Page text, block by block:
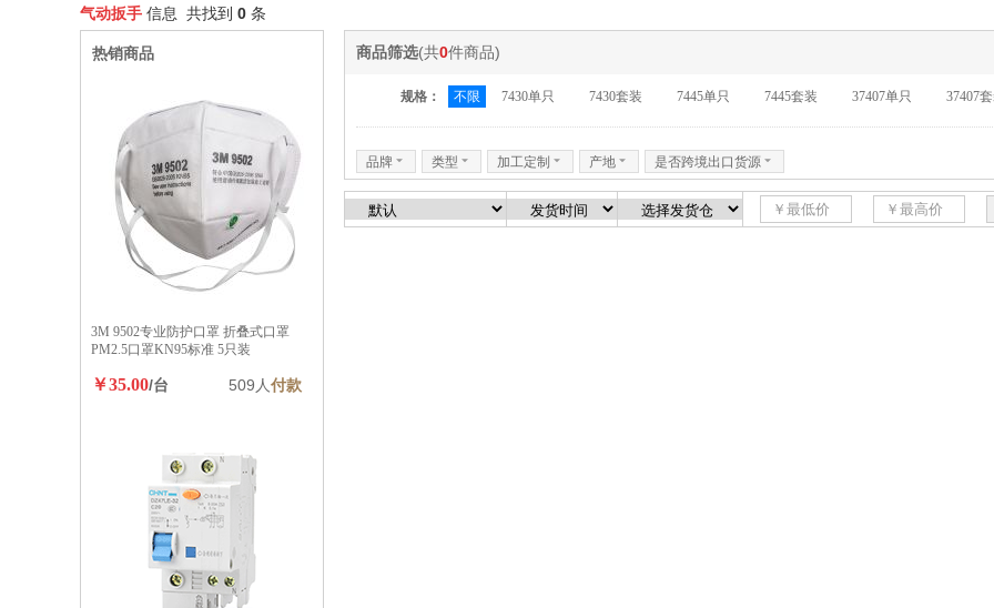
气动扳手 信息 共找到 0 条
商品筛选(共0件商品)
规格： 不限 7430单只 7430套装 7445单只 7445套装 37407单只 37407
品牌 6 类型 6 加工定制 6 产地 6 是否跨境出口货源 6
热销商品
3M 9502专业防护口罩 折叠式口罩
PM2.5口罩KN95标准 5只装
￥35.00/台 509人付款